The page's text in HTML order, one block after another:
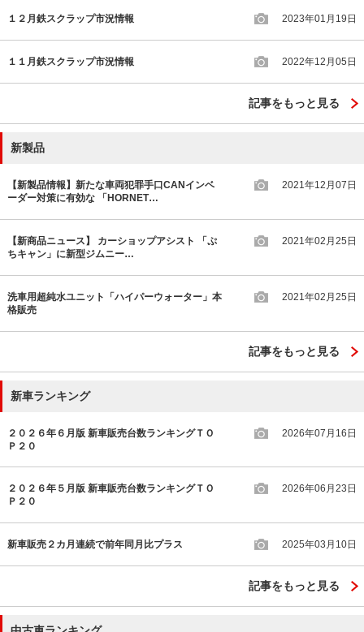
１２月鉄スクラップ市況情報 2023年01月19日
１１月鉄スクラップ市況情報 2022年12月05日
記事をもっと見る
新製品
【新製品情報】新たな車両犯罪手口CANインベ
ーダー対策に有効な 「HORNET…
2021年12月07日
【新商品ニュース】 カーショップアシスト 「ぷ
ちキャン」に新型ジムニー…
2021年02月25日
洗車用超純水ユニット「ハイパーウォーター」本
格販売
2021年02月25日
記事をもっと見る
新車ランキング
２０２６年６月版 新車販売台数ランキングＴＯ
Ｐ２０
2026年07月16日
２０２６年５月版 新車販売台数ランキングＴＯ
Ｐ２０
2026年06月23日
新車販売２カ月連続で前年同月比プラス 2025年03月10日
記事をもっと見る